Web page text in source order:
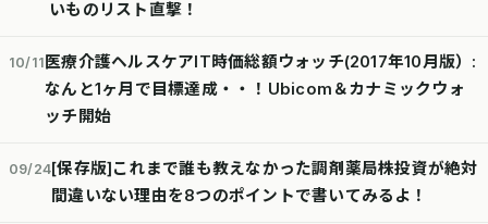
いものリスト直撃！
10/11医療介護ヘルスケアIT時価総額ウォッチ(2017年10月版）:
なんと1ヶ月で目標達成・・！Ubicom＆カナミックウォ
ッチ開始
09/24[保存版]これまで誰も教えなかった調剤薬局株投資が絶対
間違いない理由を8つのポイントで書いてみるよ！